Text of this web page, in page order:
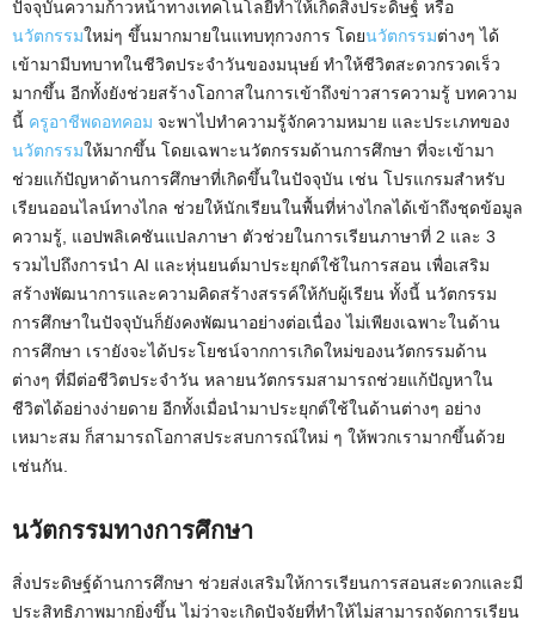
ปัจจุบันความก้าวหน้าทางเทคโนโลยีทำให้เกิดสิ่งประดิษฐ์ หรือ
นวัตกรรมใหม่ๆ ขึ้นมากมายในแทบทุกวงการ โดยนวัตกรรมต่างๆ ได้
เข้ามามีบทบาทในชีวิตประจำวันของมนุษย์ ทำให้ชีวิตสะดวกรวดเร็ว
มากขึ้น อีกทั้งยังช่วยสร้างโอกาสในการเข้าถึงข่าวสารความรู้ บทความ
นี้ ครูอาชีพดอทคอม จะพาไปทำความรู้จักความหมาย และประเภทของ
นวัตกรรมให้มากขึ้น โดยเฉพาะนวัตกรรมด้านการศึกษา ที่จะเข้ามา
ช่วยแก้ปัญหาด้านการศึกษาที่เกิดขึ้นในปัจจุบัน เช่น โปรแกรมสำหรับ
เรียนออนไลน์ทางไกล ช่วยให้นักเรียนในพื้นที่ห่างไกลได้เข้าถึงชุดข้อมูล
ความรู้, แอปพลิเคชันแปลภาษา ตัวช่วยในการเรียนภาษาที่ 2 และ 3
รวมไปถึงการนำ AI และหุ่นยนต์มาประยุกต์ใช้ในการสอน เพื่อเสริม
สร้างพัฒนาการและความคิดสร้างสรรค์ให้กับผู้เรียน ทั้งนี้ นวัตกรรม
การศึกษาในปัจจุบันก็ยังคงพัฒนาอย่างต่อเนื่อง ไม่เพียงเฉพาะในด้าน
การศึกษา เรายังจะได้ประโยชน์จากการเกิดใหม่ของนวัตกรรมด้าน
ต่างๆ ที่มีต่อชีวิตประจำวัน หลายนวัตกรรมสามารถช่วยแก้ปัญหาใน
ชีวิตได้อย่างง่ายดาย อีกทั้งเมื่อนำมาประยุกต์ใช้ในด้านต่างๆ อย่าง
เหมาะสม ก็สามารถโอกาสประสบการณ์ใหม่ ๆ ให้พวกเรามากขึ้นด้วย
เช่นกัน.
นวัตกรรมทางการศึกษา
สิ่งประดิษฐ์ด้านการศึกษา ช่วยส่งเสริมให้การเรียนการสอนสะดวกและมี
ประสิทธิภาพมากยิ่งขึ้น ไม่ว่าจะเกิดปัจจัยที่ทำให้ไม่สามารถจัดการเรียน